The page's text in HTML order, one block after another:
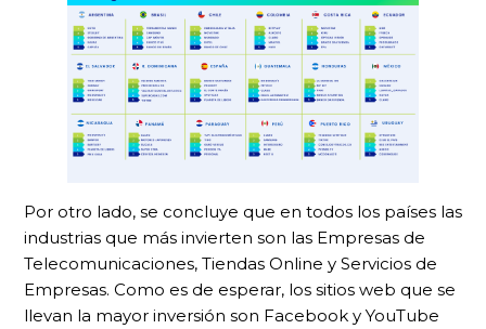
Por otro lado, se concluye que en todos los países las
industrias que más invierten son las Empresas de
Telecomunicaciones, Tiendas Online y Servicios de
Empresas. Como es de esperar, los sitios web que se
llevan la mayor inversión son Facebook y YouTube